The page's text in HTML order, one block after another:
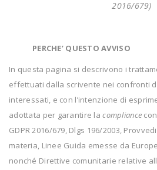
2016/679)
PERCHE’ QUESTO AVVISO
In questa pagina si descrivono i
effettuati dalla scrivente nei confronti
interessati, e con l’intenzione di
adottata per garantire lacompliance
GDPR 2016/679, Dlgs 196/2003,
materia, Linee Guida emesse da
nonché Direttive comunitarie relative